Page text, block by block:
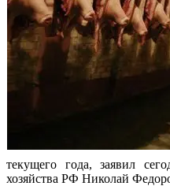
текущего года, заявил
хозяйства РФ Николай